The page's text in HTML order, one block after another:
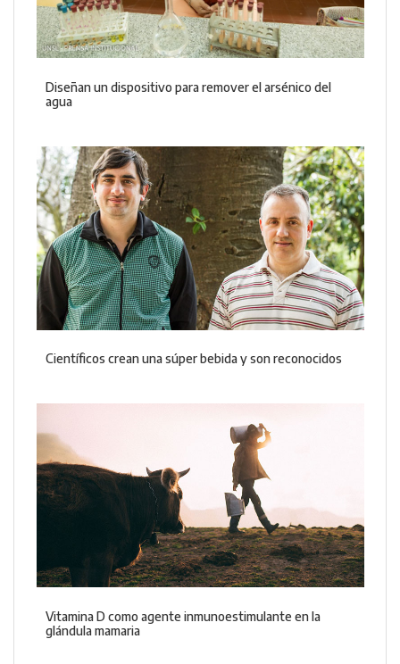
Diseñan un dispositivo para remover el arsénico del
agua
Científicos crean una súper bebida y son reconocidos
Vitamina D como agente inmunoestimulante en la
glándula mamaria